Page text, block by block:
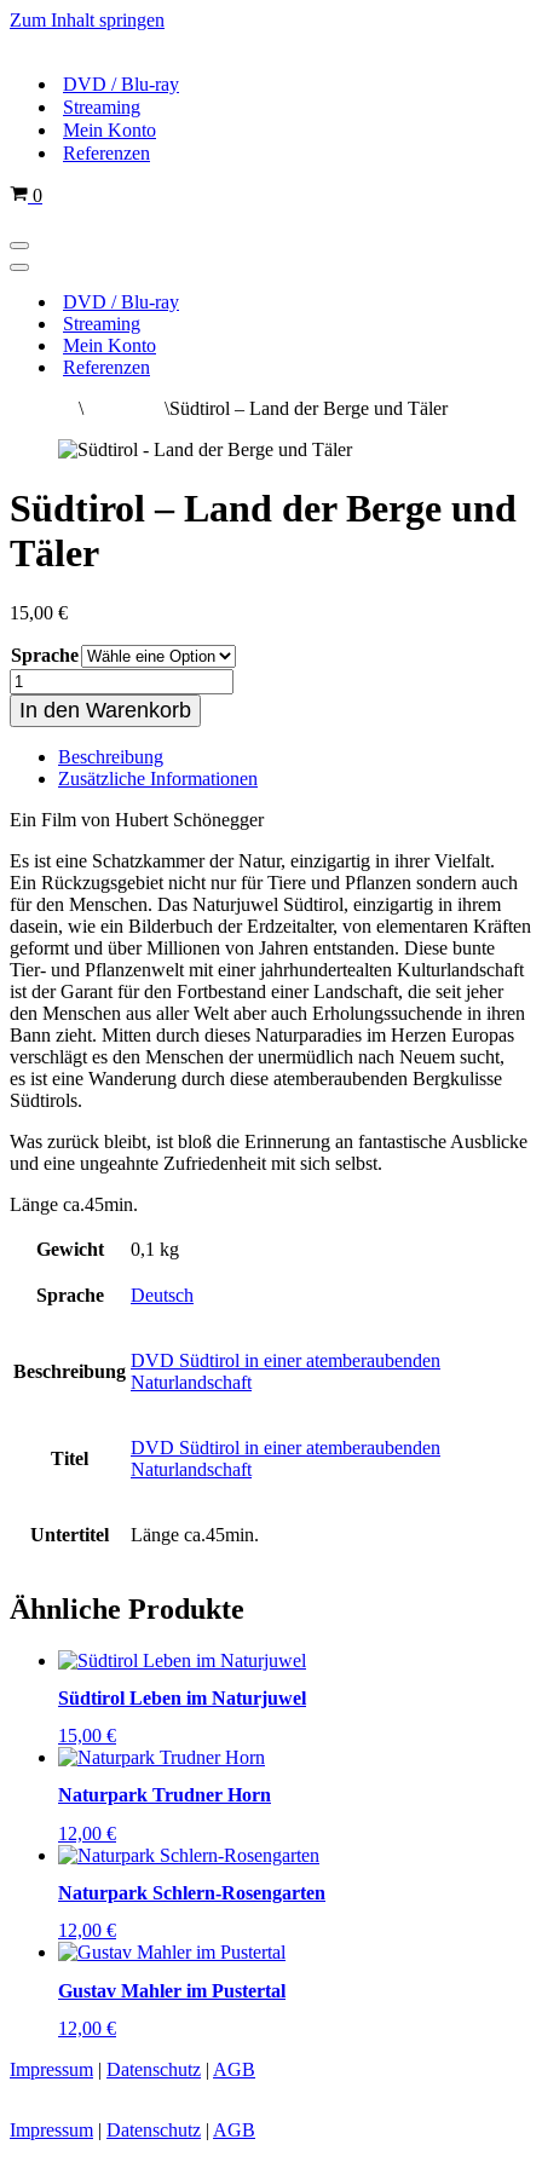
Zum Inhalt springen
DVD / Blu-ray
Streaming
Mein Konto
Referenzen
Warenkorb
0
Navigations-
Menü
Navigations-
DVD / Blu-ray
Streaming
Mein Konto
Referenzen
\ \Südtirol – Land der Berge und Täler
Südtirol – Land der Berge und
Täler
15,00 €
Sprache
Südtirol
-
Land
Berge
Täler
Menge
In den Warenkorb
Beschreibung
Zusätzliche Informationen
Ein Film von Hubert Schönegger
Es ist eine Schatzkammer der Natur, einzigartig in ihrer Vielfalt.
Ein Rückzugsgebiet nicht nur für Tiere und Pflanzen sondern auch
für den Menschen. Das Naturjuwel Südtirol, einzigartig in ihrem
dasein, wie ein Bilderbuch der Erdzeitalter, von elementaren Kräften
geformt und über Millionen von Jahren entstanden. Diese bunte
Tier- und Pflanzenwelt mit einer jahrhundertealten Kulturlandschaft
ist der Garant für den Fortbestand einer Landschaft, die seit jeher
den Menschen aus aller Welt aber auch Erholungssuchende in ihren
Bann zieht. Mitten durch dieses Naturparadies im Herzen Europas
verschlägt es den Menschen der unermüdlich nach Neuem sucht,
es ist eine Wanderung durch diese atemberaubenden Bergkulisse
Südtirols.
Was zurück bleibt, ist bloß die Erinnerung an fantastische Ausblicke
und eine ungeahnte Zufriedenheit mit sich selbst.
Länge ca.45min.
Gewicht 0,1 kg
Sprache Deutsch
Beschreibung
DVD Südtirol in einer atemberaubenden
Naturlandschaft
Titel
DVD Südtirol in einer atemberaubenden
Naturlandschaft
Untertitel Länge ca.45min.
Ähnliche Produkte
Südtirol Leben im Naturjuwel
15,00 €
Naturpark Trudner Horn
12,00 €
Naturpark Schlern-Rosengarten
12,00 €
Gustav Mahler im Pustertal
12,00 €
Impressum | Datenschutz | AGB
Impressum | Datenschutz | AGB